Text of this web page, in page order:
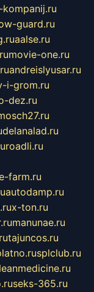
guard.ru
aalse.ru
movie-one.ru
andreislyusar.ru
i-grom.ru
dez.ru
delanalad.ru
roadli.ru
farm.ru
autodamp.ru
x-ton.ru
manunae.ru
tajuncos.ru
splclub.ru
seks-365.ru